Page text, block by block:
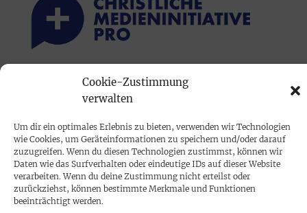
Cookie-Zustimmung
verwalten
Um dir ein optimales Erlebnis zu bieten, verwenden wir Technologien
wie Cookies, um Geräteinformationen zu speichern und/oder darauf
zuzugreifen. Wenn du diesen Technologien zustimmst, können wir
Daten wie das Surfverhalten oder eindeutige IDs auf dieser Website
verarbeiten. Wenn du deine Zustimmung nicht erteilst oder
zurückziehst, können bestimmte Merkmale und Funktionen
beeinträchtigt werden.
PRINTAUSGABE
Mediadaten
PROKOMPAKT
Impressum
SPENDEN